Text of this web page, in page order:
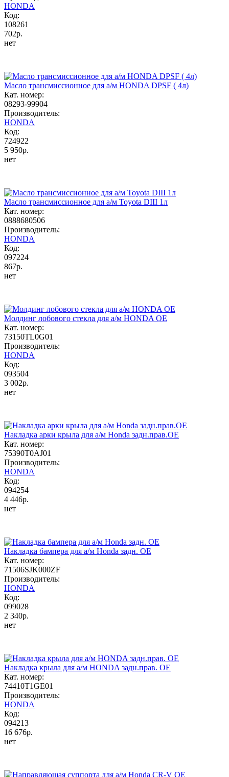
HONDA
Код:
108261
702р.
нет
Масло трансмиссионное для а/м HONDA DPSF ( 4л)
Кат. номер:
08293-99904
Производитель:
HONDA
Код:
724922
5 950р.
нет
Масло трансмиссионное для а/м Toyota DIII 1л
Кат. номер:
0888680506
Производитель:
HONDA
Код:
097224
867р.
нет
Молдинг лобового стекла для а/м HONDA OE
Кат. номер:
73150TL0G01
Производитель:
HONDA
Код:
093504
3 002р.
нет
Накладка арки крыла для а/м Honda задн.прав.OE
Кат. номер:
75390T0AJ01
Производитель:
HONDA
Код:
094254
4 446р.
нет
Накладка бампера для а/м Honda задн. OE
Кат. номер:
71506SJK000ZF
Производитель:
HONDA
Код:
099028
2 340р.
нет
Накладка крыла для а/м HONDA задн.прав. OE
Кат. номер:
74410T1GE01
Производитель:
HONDA
Код:
094213
16 676р.
нет